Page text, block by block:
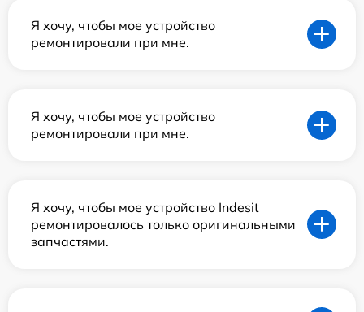
Я хочу, чтобы мое устройство
ремонтировали при мне.
Я хочу, чтобы мое устройство
ремонтировали при мне.
Я хочу, чтобы мое устройство Indesit
ремонтировалось только оригинальными
запчастями.